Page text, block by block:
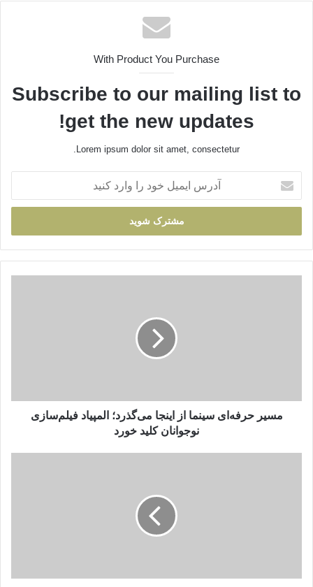
With Product You Purchase
Subscribe to our mailing list to
get the new updates!
Lorem ipsum dolor sit amet, consectetur.
ایمیل
خود
وارد
کنید
نوجوانان
مسیر حرفه‌ای سینما از اینجا می‌گذرد؛ المپیاد فیلم‌سازی
نوجوانان کلید خورد
رضا